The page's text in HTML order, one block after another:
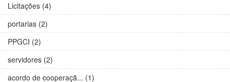
Licitações (4)
portarias (2)
PPGCI (2)
servidores (2)
acordo de cooperaçã... (1)